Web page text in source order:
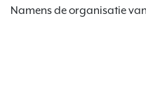
Namens de organisatie